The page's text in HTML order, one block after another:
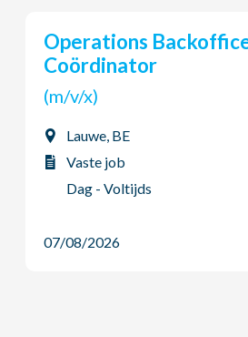
Young
(m/v/x)
Vaste job